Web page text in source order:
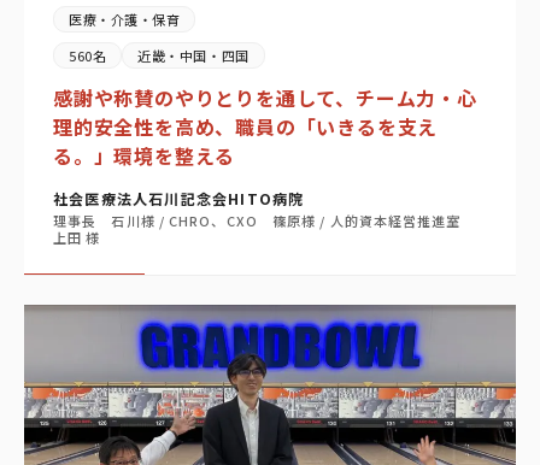
医療・介護・保育
560名
近畿・中国・四国
感謝や称賛のやりとりを通して、チーム力・心
理的安全性を高め、職員の「いきるを支え
る。」環境を整える
社会医療法人石川記念会HITO病院
理事長 石川様 / CHRO、CXO 篠原様 / 人的資本経営推進室
上田 様